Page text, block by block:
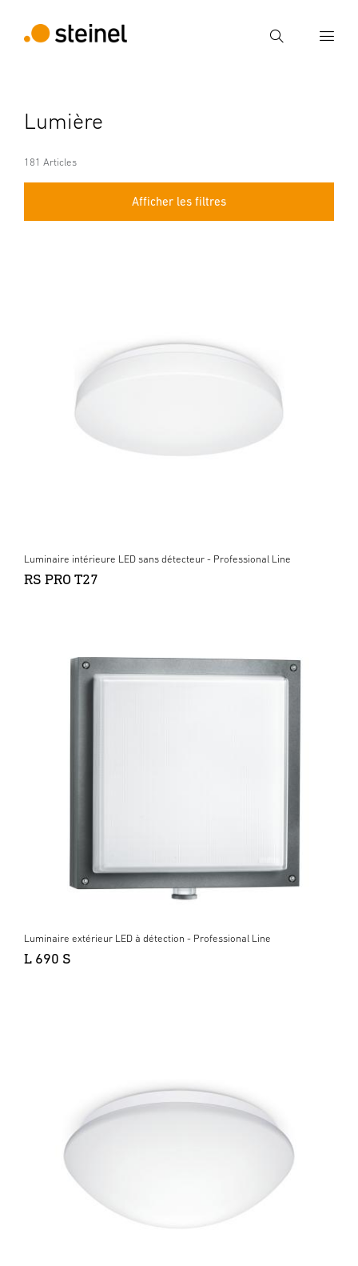
Recherche
Recherche
Lumière
181 Articles
Afficher les filtres
Luminaire intérieure LED sans détecteur - Professional Line
RS PRO T27
Luminaire extérieur LED à détection - Professional Line
L 690 S